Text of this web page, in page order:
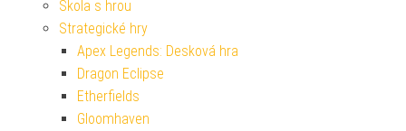
Škola s hrou
Strategické hry
Apex Legends: Desková hra
Dragon Eclipse
Etherfields
Gloomhaven